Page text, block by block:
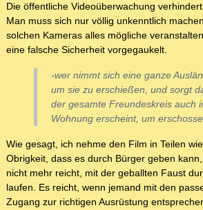
Die öffentliche Videoüberwachung
Man muss sich nur völlig unkenntlich
solchen Kameras alles mögliche
eine falsche Sicherheit vorgegaukelt.
-wer nimmt sich eine ganze
um sie zu erschießen, und sorgt
der gesamte Freundeskreis auch
Wohnung erscheint, um
Wie gesagt, ich nehme den Film in Teilen
Obrigkeit, dass es durch Bürger geben
nicht mehr reicht, mit der geballten Faust
laufen. Es reicht, wenn jemand mit den
Zugang zur richtigen Ausrüstung